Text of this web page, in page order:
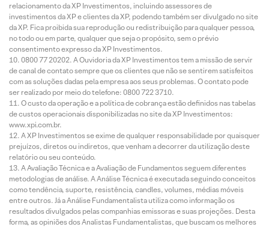
relacionamento da XP Investimentos, incluindo assessores de
investimentos da XP e clientes da XP, podendo também ser divulgado no site
da XP. Fica proibida sua reprodução ou redistribuição para qualquer pessoa,
no todo ou em parte, qualquer que seja o propósito, sem o prévio
consentimento expresso da XP Investimentos.
0800 77 20202. A Ouvidoria da XP Investimentos tem a missão de servir
de canal de contato sempre que os clientes que não se sentirem satisfeitos
com as soluções dadas pela empresa aos seus problemas. O contato pode
ser realizado por meio do telefone: 0800 722 3710.
O custo da operação e a política de cobrança estão definidos nas tabelas
de custos operacionais disponibilizadas no site da XP Investimentos:
www.xpi.com.br.
A XP Investimentos se exime de qualquer responsabilidade por quaisquer
prejuízos, diretos ou indiretos, que venham a decorrer da utilização deste
relatório ou seu conteúdo.
A Avaliação Técnica e a Avaliação de Fundamentos seguem diferentes
metodologias de análise. A Análise Técnica é executada seguindo conceitos
como tendência, suporte, resistência, candles, volumes, médias móveis
entre outros. Já a Análise Fundamentalista utiliza como informação os
resultados divulgados pelas companhias emissoras e suas projeções. Desta
forma, as opiniões dos Analistas Fundamentalistas, que buscam os melhores